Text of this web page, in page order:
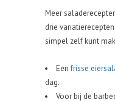
Meer
drie
simpel zelf kunt
Eenfrisse
dag.
Voor bij de